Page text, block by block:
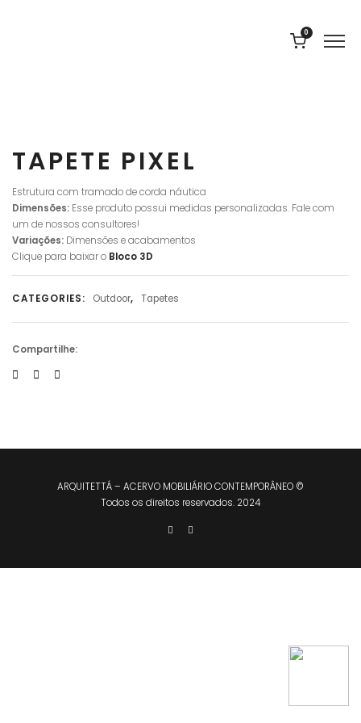
0
TAPETE PIXEL
Estrutura com tramado de corda náutica
Dimensões: Esse produto possui medidas personalizadas. Fale com
um de nossos consultores!
Variações: Dimensões e acabamentos
Clique para baixar o Bloco 3D
CATEGORIES: Outdoor, Tapetes
Compartilhe:
ARQUITETTÁ – ACERVO MOBILIÁRIO CONTEMPORÂNEO ©
Todos os direitos reservados. 2024